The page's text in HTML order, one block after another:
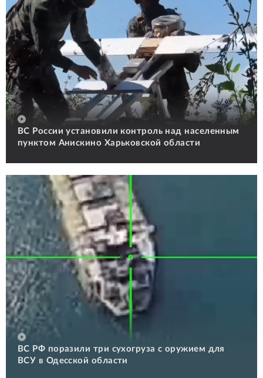
ВС России установили контроль над населенным
пунктом Анискино Харьковской области
ВС РФ поразили три сухогруза с оружием для
ВСУ в Одесской области